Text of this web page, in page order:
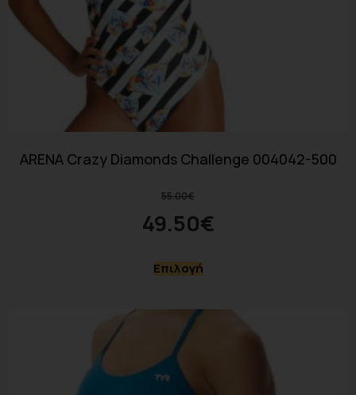
ARENA Crazy Diamonds Challenge 004042-500
55.00€
49.50€
Επιλογή